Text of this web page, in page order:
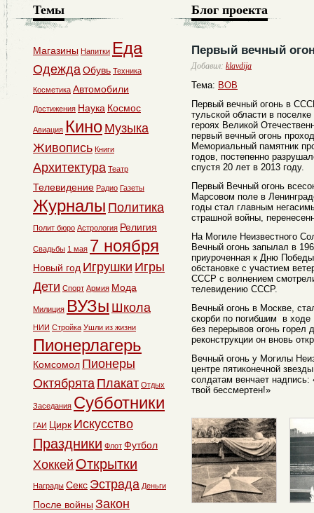
Блог проекта
Первый вечный
Добавил: klavdija
Тема: ВОВ
Первый вечный огонь в
тульской области в
героях Великой
первый вечный огонь
Мемориальный памятник
годов, постепенно
спустя 20 лет в 2013 году.
Первый Вечный огонь
Марсовом поле в
годы стал главным
страшной войны,
На Могиле Неизвестного
Вечный огонь запылал в
приуроченная к Дню
обстановке с участием
СССР с волнением
телевидению СССР.
Вечный огонь в Москве,
скорби по погибшим в
без перерывов огонь горел
реконструкции он вновь
Вечный огонь у Могилы
центре пятиконечной
солдатам венчает надпись:
твой бессмертен!»
Темы
Магазины Напитки Еда
ОдеждаОбувь Техника
Косметика Автомобили
Достижения Наука Космос
Авиация Кино Музыка
Живопись Книги
Архитектура Театр
Телевидение Радио Газеты
Журналы Политика
Полит бюро Астрология Религия
Свадьбы 1 мая 7 ноября
Новый год Игрушки Игры
Дети Спорт Армия Мода
Милиция ВУЗы Школа
НИИ Стройка Ушли из жизни
Пионерлагерь
Комсомол Пионеры
Октябрята Плакат Отдых
Заседания Субботники
ГАИ Цирк Искусство
Праздники Флот Футбол
Хоккей Открытки
Награды Секс Эстрада Деньги
После войны Закон